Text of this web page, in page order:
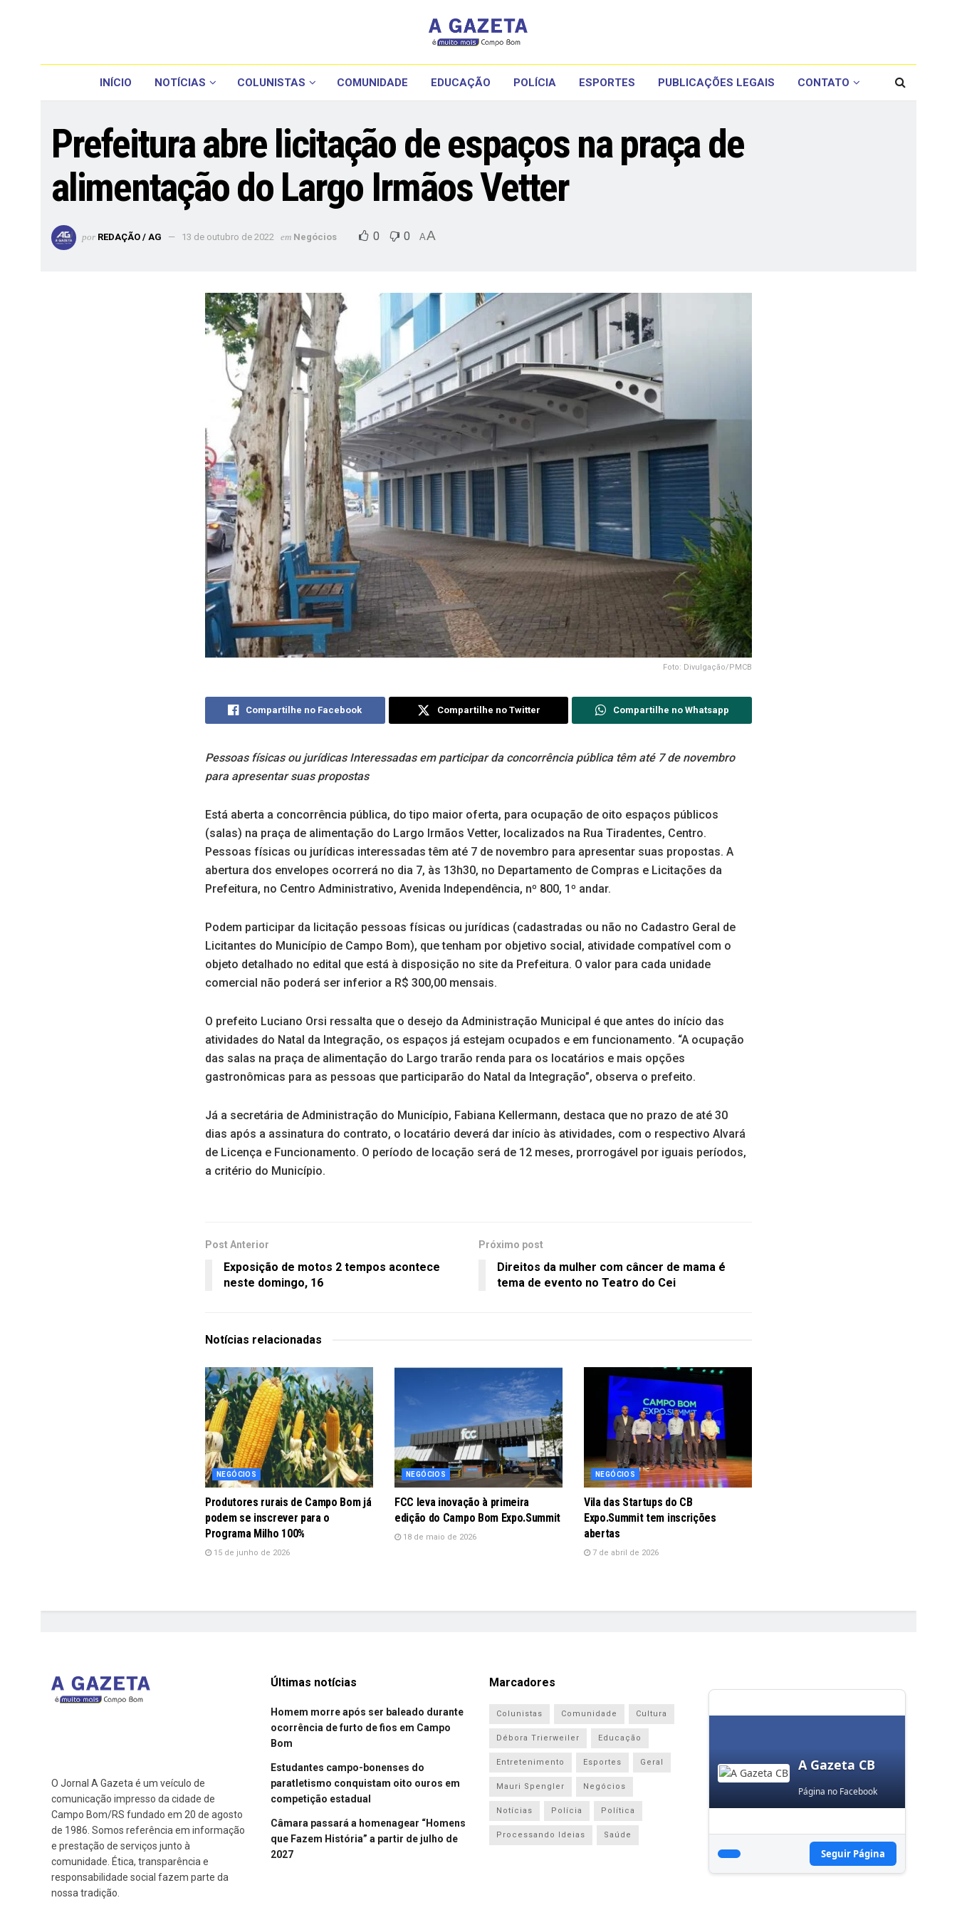
INÍCIO NOTÍCIAS COLUNISTAS COMUNIDADE EDUCAÇÃO POLÍCIA ESPORTES PUBLICAÇÕES LEGAIS CONTATO
Prefeitura abre licitação de espaços na praça de
alimentação do Largo Irmãos Vetter
por REDAÇÃO / AG 13 de outubro de 2022 em Negócios 0 0 AA
Foto: Divulgação/PMCB
Compartilhe no Facebook Compartilhe no Twitter Compartilhe no Whatsapp
Pessoas físicas ou jurídicas Interessadas em participar da concorrência pública têm até 7 de novembro
para apresentar suas propostas
Está aberta a concorrência pública, do tipo maior oferta, para ocupação de oito espaços públicos
(salas) na praça de alimentação do Largo Irmãos Vetter, localizados na Rua Tiradentes, Centro.
Pessoas físicas ou jurídicas interessadas têm até 7 de novembro para apresentar suas propostas. A
abertura dos envelopes ocorrerá no dia 7, às 13h30, no Departamento de Compras e Licitações da
Prefeitura, no Centro Administrativo, Avenida Independência, nº 800, 1º andar.
Podem participar da licitação pessoas físicas ou jurídicas (cadastradas ou não no Cadastro Geral de
Licitantes do Município de Campo Bom), que tenham por objetivo social, atividade compatível com o
objeto detalhado no edital que está à disposição no site da Prefeitura. O valor para cada unidade
comercial não poderá ser inferior a R$ 300,00 mensais.
O prefeito Luciano Orsi ressalta que o desejo da Administração Municipal é que antes do início das
atividades do Natal da Integração, os espaços já estejam ocupados e em funcionamento. “A ocupação
das salas na praça de alimentação do Largo trarão renda para os locatários e mais opções
gastronômicas para as pessoas que participarão do Natal da Integração”, observa o prefeito.
Já a secretária de Administração do Município, Fabiana Kellermann, destaca que no prazo de até 30
dias após a assinatura do contrato, o locatário deverá dar início às atividades, com o respectivo Alvará
de Licença e Funcionamento. O período de locação será de 12 meses, prorrogável por iguais períodos,
a critério do Município.
Post Anterior
Exposição de motos 2 tempos acontece
neste domingo, 16
Próximo post
Direitos da mulher com câncer de mama é
tema de evento no Teatro do Cei
Notícias relacionadas
NEGÓCIOS
Produtores rurais de Campo Bom já
podem se inscrever para o
Programa Milho 100%
15 de junho de 2026
NEGÓCIOS
FCC leva inovação à primeira
edição do Campo Bom Expo.Summit
18 de maio de 2026
NEGÓCIOS
Vila das Startups do CB
Expo.Summit tem inscrições
abertas
7 de abril de 2026
O Jornal A Gazeta é um veículo de
comunicação impresso da cidade de
Campo Bom/RS fundado em 20 de agosto
de 1986. Somos referência em informação
e prestação de serviços junto à
comunidade. Ética, transparência e
responsabilidade social fazem parte da
nossa tradição.
Últimas notícias
Homem morre após ser baleado durante
ocorrência de furto de fios em Campo
Bom
Estudantes campo-bonenses do
paratletismo conquistam oito ouros em
competição estadual
Câmara passará a homenagear “Homens
que Fazem História” a partir de julho de
2027
Marcadores
Colunistas Comunidade Cultura
Débora Trierweiler Educação
Entretenimento Esportes Geral
Mauri Spengler Negócios
Notícias Polícia Política
Processando Ideias Saúde
A Gazeta CB
Página no Facebook
Seguir Página